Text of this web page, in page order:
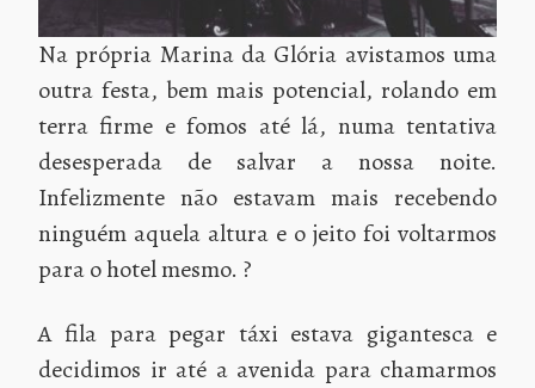
Na própria Marina da Glória avistamos uma
outra festa, bem mais potencial, rolando em
terra firme e fomos até lá, numa tentativa
desesperada de salvar a nossa noite.
Infelizmente não estavam mais recebendo
ninguém aquela altura e o jeito foi voltarmos
para o hotel mesmo. ?
A fila para pegar táxi estava gigantesca e
decidimos ir até a avenida para chamarmos